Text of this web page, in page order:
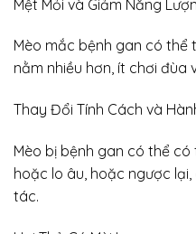
Mệt Mỏi và Giảm Năng
Mèo mắc bệnh gan có thể
nằm nhiều hơn, ít chơi đùa
Thay Đổi Tính Cách và
Mèo bị bệnh gan có thể
hoặc lo âu, hoặc ngược
tác.